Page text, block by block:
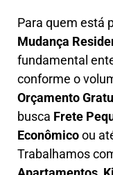
Para quem está
Mudança
fundamental
conforme o
Orçamento
busca Frete
Econômicoou
Trabalhamos